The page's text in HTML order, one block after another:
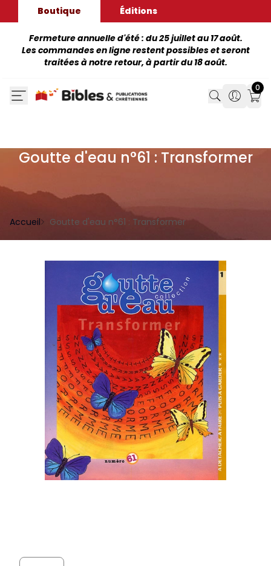
Boutique Éditions
Fermeture annuelle d'été : du 25 juillet au 17 août.
Les commandes en ligne restent possibles et seront
traitées à notre retour, à partir du 18 août.
Search
Search
0
Goutte d'eau n°61 : Transformer
Accueil Goutte d'eau n°61 : Transformer